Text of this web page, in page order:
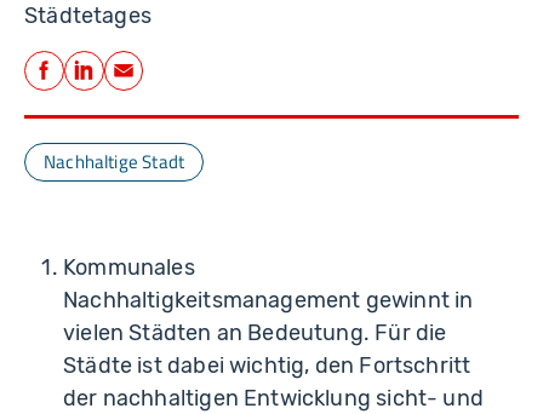
Städtetages
Teilen
Facebook
LinkedIn
E-Mail
Nachhaltige Stadt
Kommunales
Nachhaltigkeitsmanagement gewinnt in
vielen Städten an Bedeutung. Für die
Städte ist dabei wichtig, den Fortschritt
der nachhaltigen Entwicklung sicht- und